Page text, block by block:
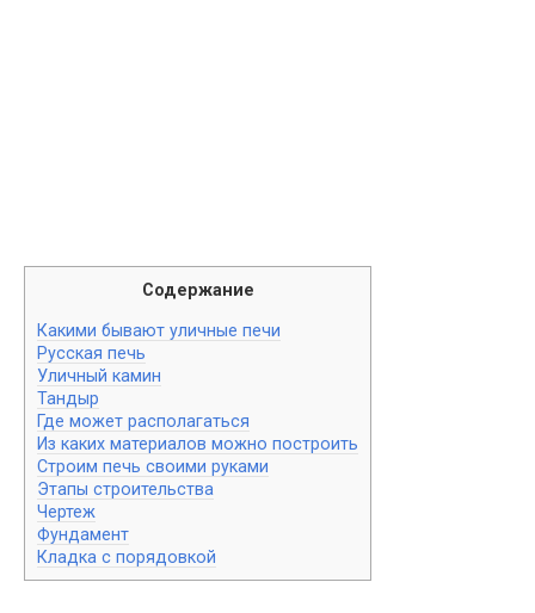
Содержание
Какими бывают уличные печи
Русская печь
Уличный камин
Тандыр
Где может располагаться
Из каких материалов можно построить
Строим печь своими руками
Этапы строительства
Чертеж
Фундамент
Кладка с порядовкой